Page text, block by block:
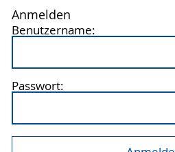
Anmelden
Benutzername:
Passwort: